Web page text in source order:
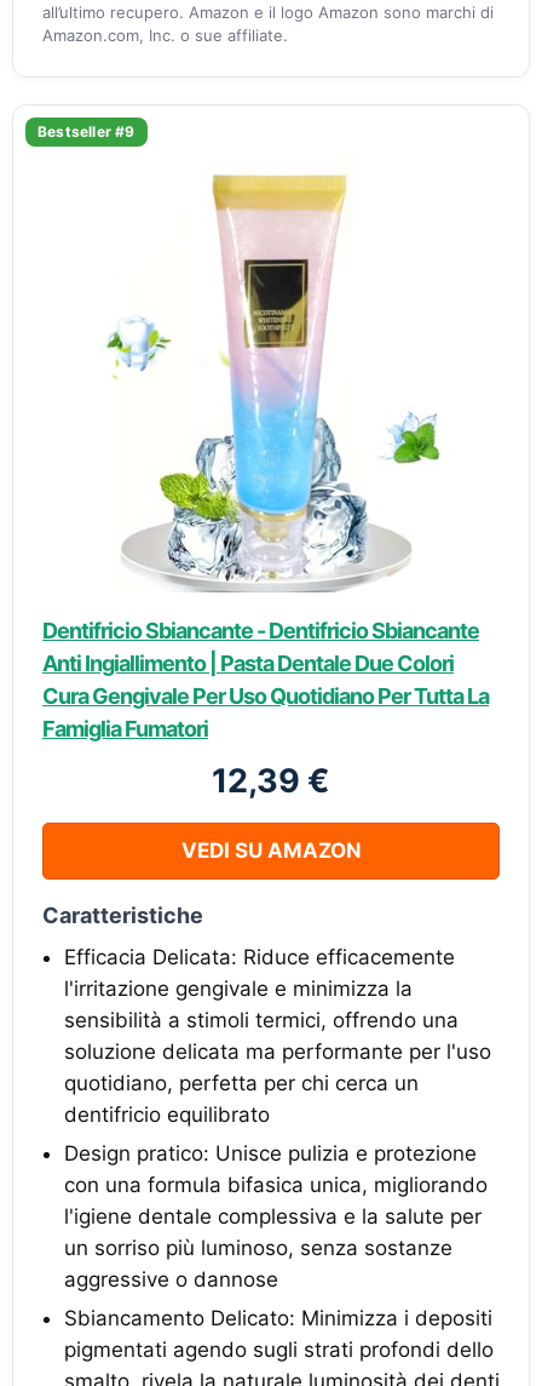
all’ultimo recupero. Amazon e il logo Amazon sono marchi di
Amazon.com, Inc. o sue affiliate.
Bestseller #9
Dentifricio Sbiancante - Dentifricio Sbiancante
Anti Ingiallimento | Pasta Dentale Due Colori
Cura Gengivale Per Uso Quotidiano Per Tutta La
Famiglia Fumatori
12,39 €
VEDI SU AMAZON
Caratteristiche
Efficacia Delicata: Riduce efficacemente
l'irritazione gengivale e minimizza la
sensibilità a stimoli termici, offrendo una
soluzione delicata ma performante per l'uso
quotidiano, perfetta per chi cerca un
dentifricio equilibrato
Design pratico: Unisce pulizia e protezione
con una formula bifasica unica, migliorando
l'igiene dentale complessiva e la salute per
un sorriso più luminoso, senza sostanze
aggressive o dannose
Sbiancamento Delicato: Minimizza i depositi
pigmentati agendo sugli strati profondi dello
smalto, rivela la naturale luminosità dei denti